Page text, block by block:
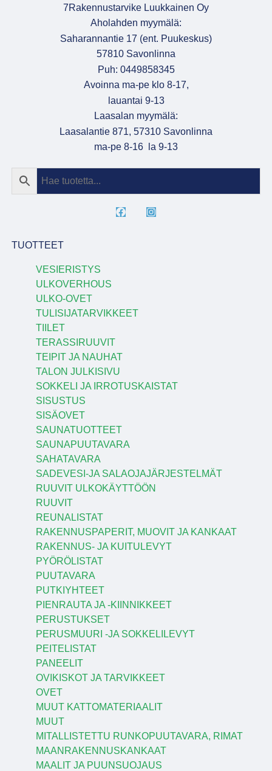
7Rakennustarvike Luukkainen Oy
Aholahden myymälä:
Saharannantie 17 (ent. Puukeskus)
57810 Savonlinna
Puh: 0449858345
Avoinna ma-pe klo 8-17,
lauantai 9-13
Laasalan myymälä:
Laasalantie 871, 57310 Savonlinna
ma-pe 8-16 la 9-13
TUOTTEET
VESIERISTYS
ULKOVERHOUS
ULKO-OVET
TULISIJATARVIKKEET
TIILET
TERASSIRUUVIT
TEIPIT JA NAUHAT
TALON JULKISIVU
SOKKELI JA IRROTUSKAISTAT
SISUSTUS
SISÄOVET
SAUNATUOTTEET
SAUNAPUUTAVARA
SAHATAVARA
SADEVESI-JA SALAOJAJÄRJESTELMÄT
RUUVIT ULKOKÄYTTÖÖN
RUUVIT
REUNALISTAT
RAKENNUSPAPERIT, MUOVIT JA KANKAAT
RAKENNUS- JA KUITULEVYT
PYÖRÖLISTAT
PUUTAVARA
PUTKIYHTEET
PIENRAUTA JA -KIINNIKKEET
PERUSTUKSET
PERUSMUURI -JA SOKKELILEVYT
PEITELISTAT
PANEELIT
OVIKISKOT JA TARVIKKEET
OVET
MUUT KATTOMATERIAALIT
MUUT
MITALLISTETTU RUNKOPUUTAVARA, RIMAT
MAANRAKENNUSKANKAAT
MAALIT JA PUUNSUOJAUS